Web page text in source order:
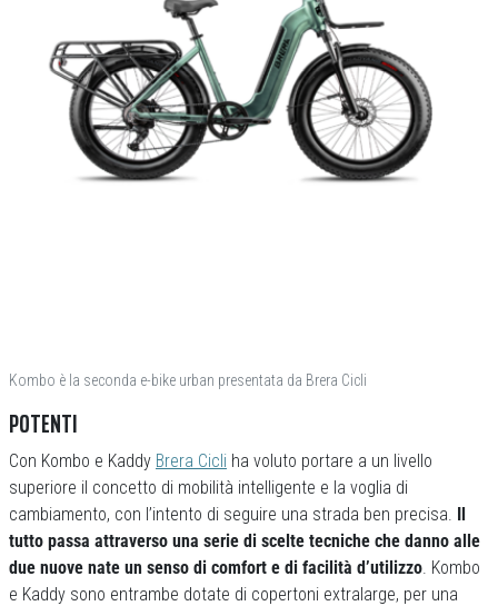
Kombo è la seconda e-bike urban presentata da Brera Cicli
POTENTI
Con Kombo e Kaddy Brera Cicli ha voluto portare a un livello
superiore il concetto di mobilità intelligente e la voglia di
cambiamento, con l’intento di seguire una strada ben precisa. Il
tutto passa attraverso una serie di scelte tecniche che danno alle
due nuove nate un senso di comfort e di facilità d’utilizzo. Kombo
e Kaddy sono entrambe dotate di copertoni extralarge, per una